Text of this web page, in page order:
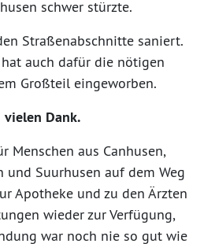
schwer stürzte.
Straßenabschnitte saniert.
auch dafür die nötigen
Großteil eingeworben.
vielen Dank.
Menschen aus Canhusen,
und Suurhusen auf dem Weg
Apotheke und zu den Ärzten
wieder zur Verfügung,
war noch nie so gut wie